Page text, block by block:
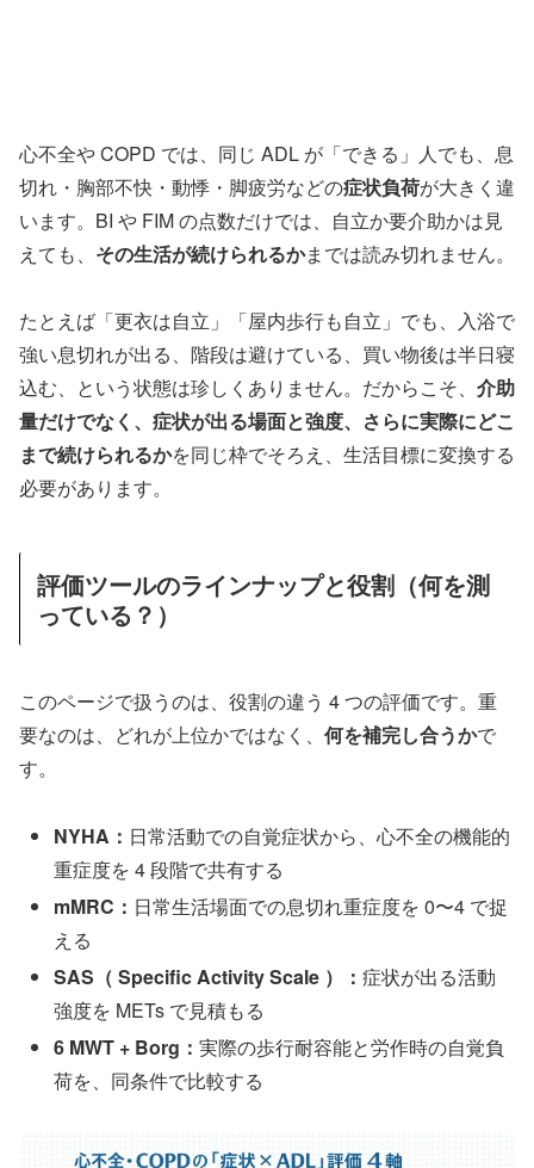
心不全や COPD では、同じ ADL が「できる」人でも、息
切れ・胸部不快・動悸・脚疲労などの症状負荷が大きく違
います。BI や FIM の点数だけでは、自立か要介助かは見
えても、 その生活が続けられるかまでは読み切れません。
たとえば「更衣は自立」「屋内歩行も自立」でも、入浴で
強い息切れが出る、階段は避けている、買い物後は半日寝
込む、という状態は珍しくありません。だからこそ、 介助
量だけでなく、症状が出る場面と強度、さらに実際にどこ
まで続けられるかを同じ枠でそろえ、生活目標に変換する
必要があります。
評価ツールのラインナップと役割（何を測
っている？）
このページで扱うのは、役割の違う 4 つの評価です。重
要なのは、どれが上位かではなく、 何を補完し合うかで
す。
NYHA： 日常活動での自覚症状から、心不全の機能的
重症度を 4 段階で共有する
mMRC： 日常生活場面での息切れ重症度を 0〜4 で捉
える
SAS（ Specific Activity Scale ）：症状が出る活動
強度を METs で見積もる
6 MWT + Borg：実際の歩行耐容能と労作時の自覚負
荷を、同条件で比較する